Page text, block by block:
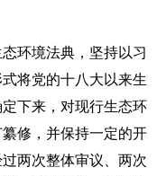
环境法典，坚持以习
将党的十八大以来生
下来，对现行生态环
修，并保持一定的开
两次整体审议、两次